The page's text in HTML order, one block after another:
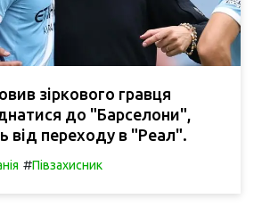
зіркового гравця
до "Барселони",
від переходу в "Реал".
#Півзахисник